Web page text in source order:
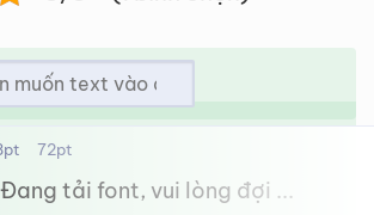
72pt
Đang tải font, vui lòng đợi ...